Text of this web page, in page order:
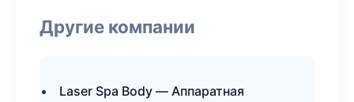
Другие компании
Laser Spa Body — Аппаратная